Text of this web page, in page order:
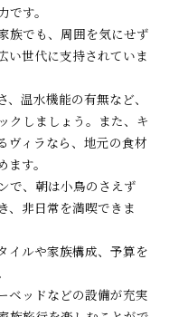
す。
族でも、周囲を気にせず
い世代に支持されていま
温水機能の有無など、
クしましょう。また、キ
ヴィラなら、地元の食材
す。
で、朝は小鳥のさえず
、非日常を満喫できま
イルや家族構成、予算を
ベッドなどの設備が充実